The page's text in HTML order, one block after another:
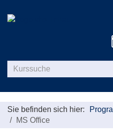
Sie befinden sich hier:
MS Office